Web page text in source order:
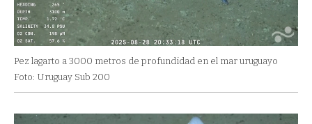
Pez lagarto a 3000 metros de profundidad en el mar uruguayo
Foto: Uruguay Sub 200